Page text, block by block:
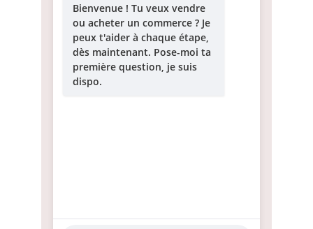
Bienvenue ! Tu veux vendre
ou acheter un commerce ? Je
peux t'aider à chaque étape,
dès maintenant. Pose-moi ta
première question, je suis
dispo.